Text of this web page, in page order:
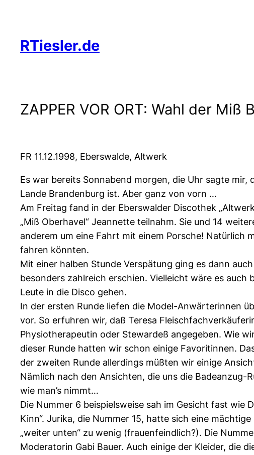
springen
RTiesler.de
ZAPPER VOR ORT: Wahl der Miß
FR 11.12.1998, Eberswalde, Altwerk
Es war bereits Sonnabend morgen, die Uhr sagte
Lande Brandenburg ist. Aber ganz von vorn …
Am Freitag fand in der Eberswalder Discothek
„Miß Oberhavel“ Jeannette teilnahm. Sie und 14
anderem um eine Fahrt mit einem Porsche! Natürlich
fahren könnten.
Mit einer halben Stunde Verspätung ging es dann
besonders zahlreich erschien. Vielleicht wäre es auch
Leute in die Disco gehen.
In der ersten Runde liefen die Model-Anwärterinnen
vor. So erfuhren wir, daß Teresa
Physiotherapeutin oder Stewardeß angegeben. Wie
dieser Runde hatten wir schon einige Favoritinnen.
der zweiten Runde allerdings müßten wir einige
Nämlich nach den Ansichten, die uns die Badeanzug-
wie man’s nimmt…
Die Nummer 6 beispielsweise sah im Gesicht fast wie
Kinn“. Jurika, die Nummer 15, hatte sich eine
„weiter unten“ zu wenig (frauenfeindlich?). Die
Moderatorin Gabi Bauer. Auch einige der Kleider, die